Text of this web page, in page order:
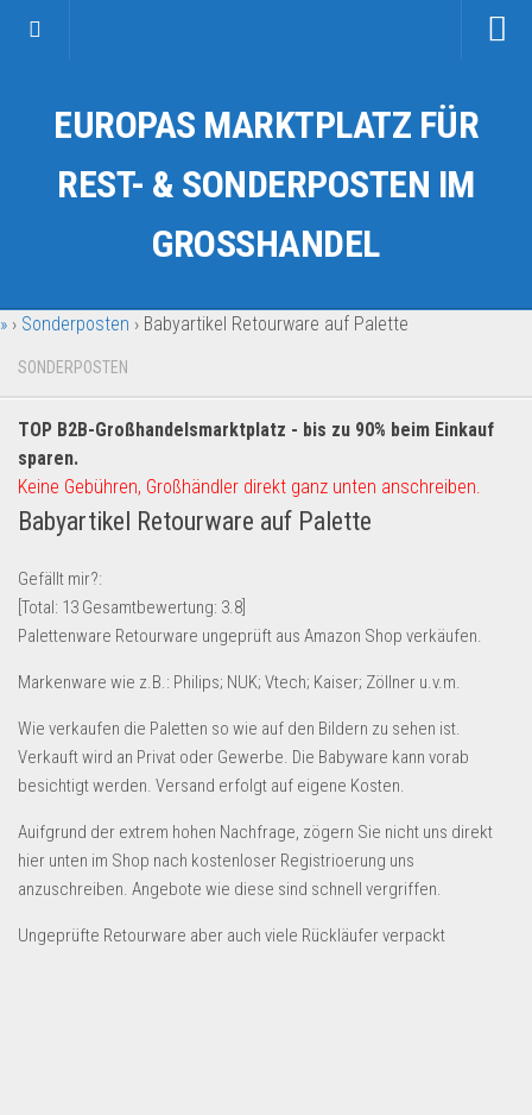
Kategorien
Auto & Motorrad
Fahrzeuge & Transport
Garten & Werkzeug
Geschäft, Büro & Schreibwaren
Geschenkartikel
Handy und Smartphone
Kosmetik & Pflege
Multimedia & Elektro
Münzen
Spielzeug & Games
Schuhe & Accessoires
Sport & Freizeit
Uhren & Schmuck
Wohnen & Einrichten
Restposten-Angebote
EUROPAS MARKTPLATZ FÜR
REST- & SONDERPOSTEN IM
GROSSHANDEL
» › Sonderposten › Babyartikel Retourware auf Palette
SONDERPOSTEN
TOP B2B-Großhandelsmarktplatz - bis zu 90% beim Einkauf
sparen.
Keine Gebühren, Großhändler direkt ganz unten anschreiben.
Babyartikel Retourware auf Palette
Gefällt mir?:
[Total: 13 Gesamtbewertung: 3.8
Palettenware Retourware ungeprüft aus Amazon Shop verkäufen.
Markenware wie z.B.: Philips; NUK; Vtech; Kaiser; Zöllner u.v.m.
Wie verkaufen die Paletten so wie auf den Bildern zu sehen ist.
Verkauft wird an Privat oder Gewerbe. Die Babyware kann vorab
besichtigt werden. Versand erfolgt auf eigene Kosten.
Auifgrund der extrem hohen Nachfrage, zögern Sie nicht uns direkt
hier unten im Shop nach kostenloser Registrioerung uns
anzuschreiben. Angebote wie diese sind schnell vergriffen.
Ungeprüfte Retourware aber auch viele Rückläufer verpackt